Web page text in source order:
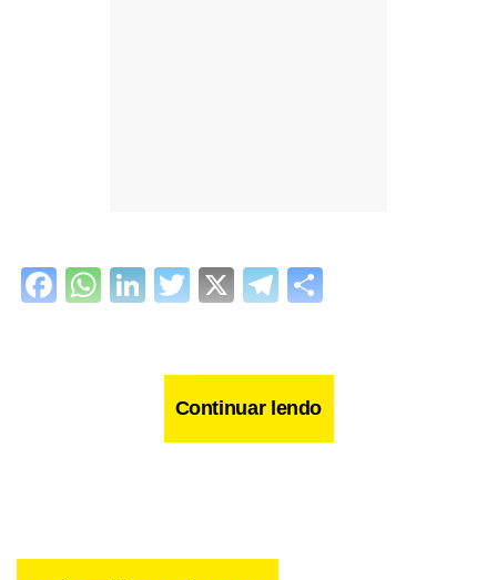
Facebook
WhatsApp
LinkedIn
Twitter
X Telegram
Continuar lendo